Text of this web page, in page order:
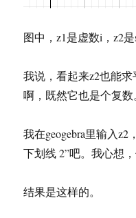
图中，z1是虚数i，z2是
我说，看起来z2也能
啊，既然它也是个复数
我在geogebra里输入
下划线 2”吧。我心想
结果是这样的。